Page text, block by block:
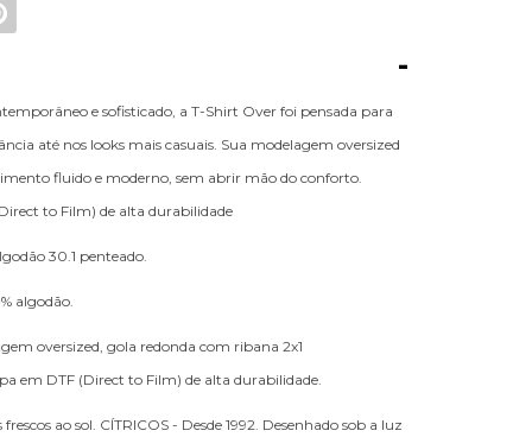
-
e sofisticado, a T-Shirt Over foi pensada para
até nos looks mais casuais. Sua modelagem oversized
fluido e moderno, sem abrir mão do conforto.
to Film) de alta durabilidade
30.1 penteado.
algodão.
oversized, gola redonda com ribana 2x1
em DTF (Direct to Film) de alta durabilidade.
frescos ao sol. CÍTRICOS - Desde 1992. Desenhado sob a luz